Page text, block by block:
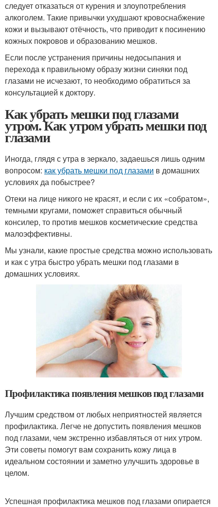
следует отказаться от курения и злоупотребления
алкоголем. Такие привычки ухудшают кровоснабжение
кожи и вызывают отёчность, что приводит к посинению
кожных покровов и образованию мешков.
Если после устранения причины недосыпания и
перехода к правильному образу жизни синяки под
глазами не исчезают, то необходимо обратиться за
консультацией к доктору.
Как убрать мешки под глазами
утром. Как утром убрать мешки под
глазами
Иногда, глядя с утра в зеркало, задаешься лишь одним
вопросом: как убрать мешки под глазами в домашних
условиях да побыстрее?
Отеки на лице никого не красят, и если с их «собратом»,
темными кругами, поможет справиться обычный
консилер, то против мешков косметические средства
малоэффективны.
Мы узнали, какие простые средства можно использовать
и как с утра быстро убрать мешки под глазами в
домашних условиях.
Профилактика появления мешков под глазами
Лучшим средством от любых неприятностей является
профилактика. Легче не допустить появления мешков
под глазами, чем экстренно избавляться от них утром.
Эти советы помогут вам сохранить кожу лица в
идеальном состоянии и заметно улучшить здоровье в
целом.
Успешная профилактика мешков под глазами опирается